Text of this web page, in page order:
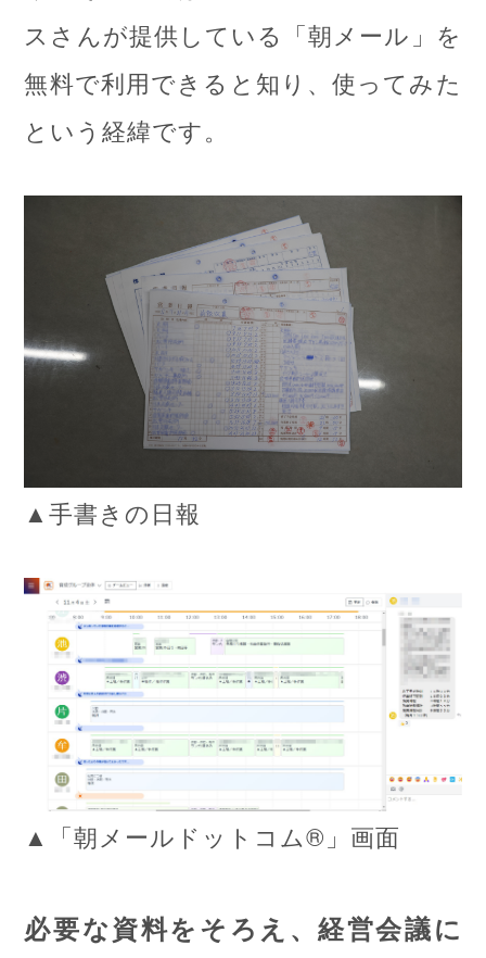
スさんが提供している「朝メール」を
無料で利用できると知り、使ってみた
という経緯です。
▲手書きの日報
▲「朝メールドットコム®」画面
必要な資料をそろえ、経営会議に